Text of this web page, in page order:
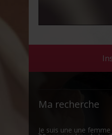
Ma recherche
Je suis une une